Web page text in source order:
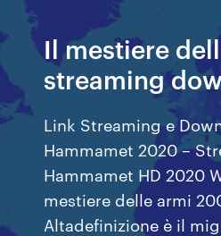
Il mestiere
streaming
Link Streaming e
Hammamet 2020 –
Hammamet HD 2020
mestiere delle armi
Altadefinizione è il